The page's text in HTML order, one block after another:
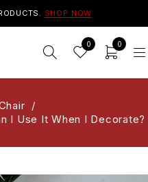
SHOP NOW
0 0
/
I Use It When I Decorate?